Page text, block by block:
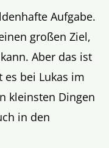
Aufgabe.
großen Ziel,
Aber das ist
bei Lukas im
kleinsten Dingen
in den